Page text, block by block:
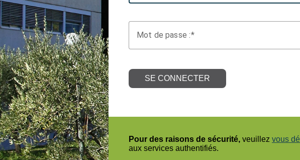
Mot de passe :
SE CONNECTER
Pour des raisons de sécurité, veuillez vous
aux services authentifiés.